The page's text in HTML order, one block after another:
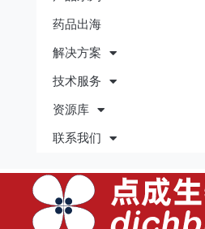
药品出海
解决方案
技术服务
资源库
联系我们